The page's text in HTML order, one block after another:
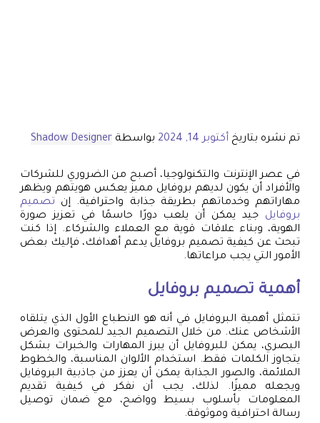
تم نشره بتاريخ أكتوبر 14, 2024 بواسطة Shadow Designer
في عصر الإنترنت والتكنولوجيا، أصبح من الضروري للشركات
والأفراد أن يكون لديهم بروفايل مميز يعكس هويتهم ويظهر
مهاراتهم وخدماتهم بطريقة جذابة واحترافية. إن تصميم
بروفايل جيد يمكن أن يلعب دورًا حاسمًا في تعزيز صورة
الهوية، وبناء علاقات قوية مع العملاء والشركاء. إذا كنت
تبحث عن كيفية تصميم بروفايل يدعم أهدافك، فإليك بعض
الأمور التي يجب مراعاتها.
أهمية تصميم بروفايل
تتمثل أهمية البروفايل في أنه هو الانطباع الأول الذي يتلقاه
الأشخاص عنك. من خلال التصميم الجيد للمحتوى والعرض
البصري، يمكن للبروفايل أن يبرز المهارات والخبرات بشكل
يتجاوز الكلمات فقط. استخدام الألوان المناسبة، والخطوط
الملائمة، والصور الجذابة يمكن أن يعزز من جاذبية البروفايل
ويجعله مميزًا. لذلك، يجب أن نفكر في كيفية تقديم
المعلومات بأسلوب بسيط وواضح، مع ضمان توصيل
رسالة احترافية وموثوقة.